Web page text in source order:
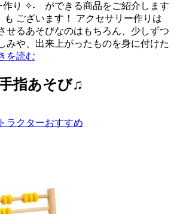
作り ✧˖ ができる商品をご紹介します
も ございます！ アクセサリー作りは
せるあそびなのはもちろん、少しずつ
みや、出来上がったものを身に付けた
を読む
指あそび♫
ラクターおすすめ